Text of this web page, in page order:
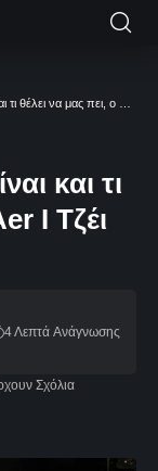
μας πει, ο NBAer Ι Τζέι Λιντέλ
και τι
Ι Τζέι
Σχόλια
4 Λεπτά Aνάγνωσης